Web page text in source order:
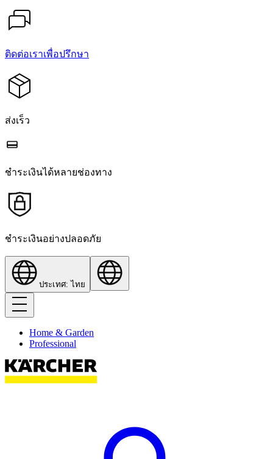
ติดต่อเราเพื่อปรึกษา
ส่งเร็ว
ชำระเงินได้หลายช่องทาง
ชำระเงินอย่างปลอดภัย
ประเทศ: ไทย
Home & Garden
Professional